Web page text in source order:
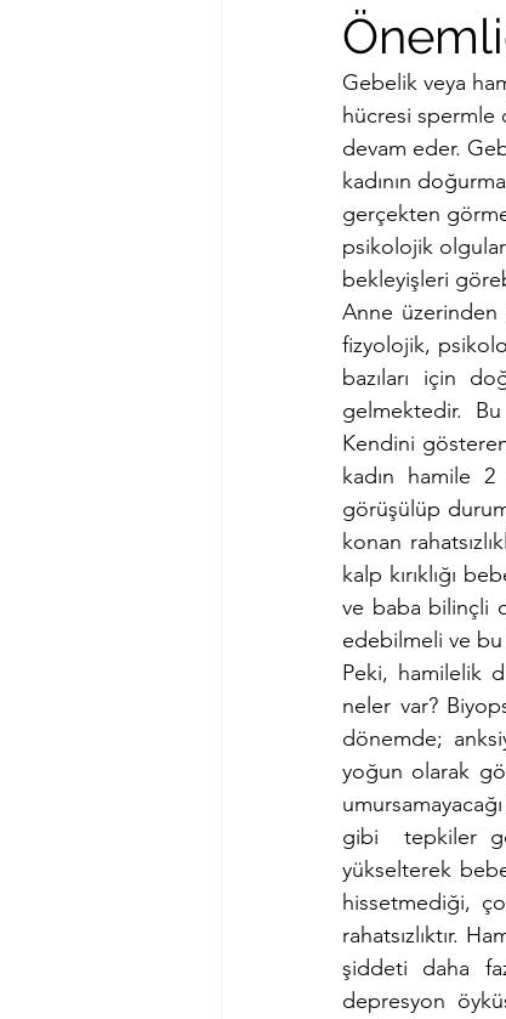
Gebelik veya
hücresi spermle
devam eder.
kadının
gerçekten
psikolojik olgular
bekleyişleri
Anne üzerinden
fizyolojik,
bazıları için
gelmektedir.
Kendini
kadın hamile
görüşülüp
konan
kalp kırıklığı
ve baba bilinçli
edebilmeli ve bu
Peki, hamilelik
neler var?
dönemde;
yoğun olarak
gibi  tepkiler
yükselterek
hissetmediği,
rahatsızlıktır.
şiddeti daha
depresyon